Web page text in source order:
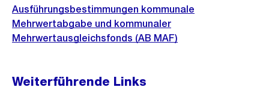
Ausführungsbestimmungen kommunale
Mehrwertabgabe und kommunaler
Mehrwertausgleichsfonds (AB MAF)
Weiterführende Links